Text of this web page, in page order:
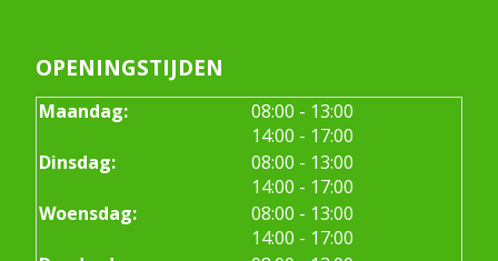
OPENINGSTIJDEN
Maandag: 08:00 tot
- 13:00
14:00 tot
- 17:00
Dinsdag:
08:00 tot
- 13:00
14:00 tot
- 17:00
Woensdag:
08:00 tot
- 13:00
14:00 tot
- 17:00